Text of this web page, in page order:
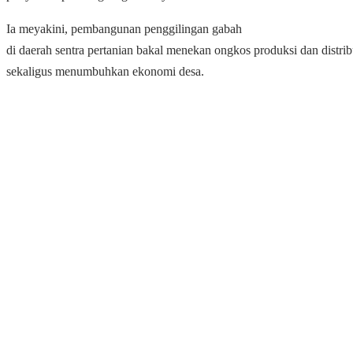
Ia meyakini, pembangunan penggilingan gabah
di daerah sentra pertanian bakal menekan ongkos produksi dan
sekaligus menumbuhkan ekonomi desa.